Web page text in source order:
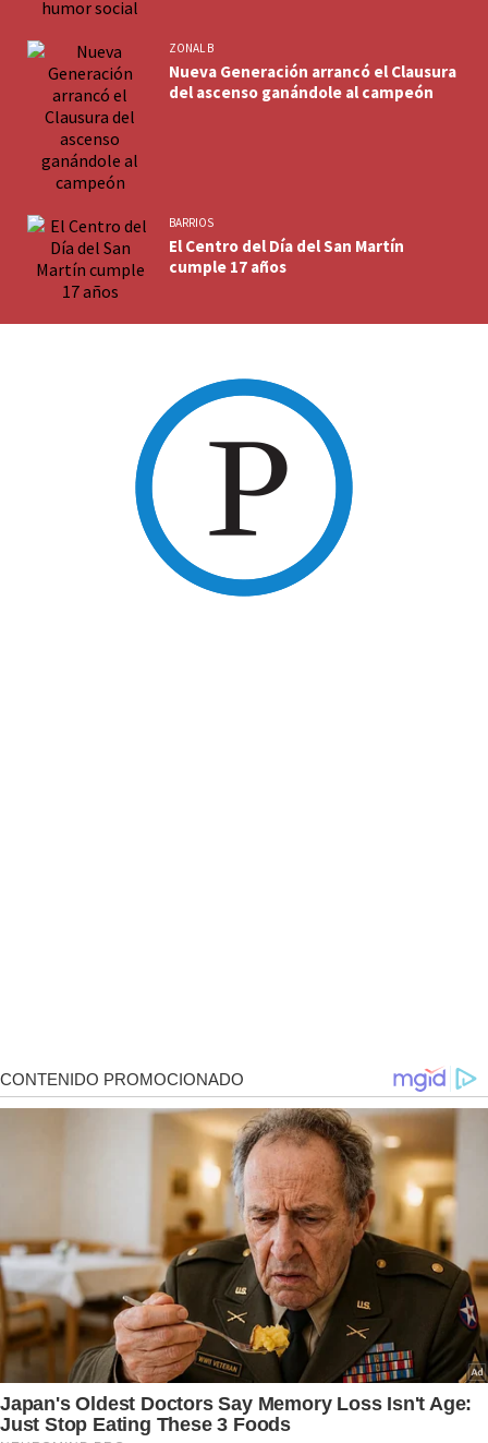
ZONAL B
Nueva Generación arrancó el Clausura
del ascenso ganándole al campeón
BARRIOS
El Centro del Día del San Martín
cumple 17 años